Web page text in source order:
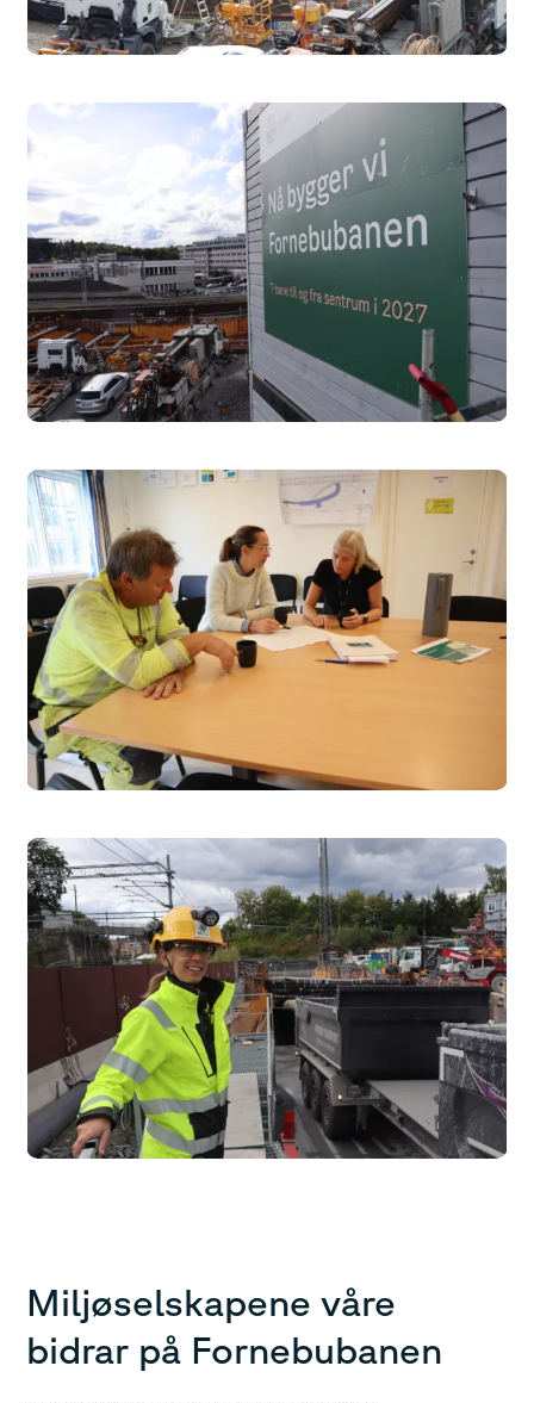
Miljøselskapene våre
bidrar på Fornebubanen